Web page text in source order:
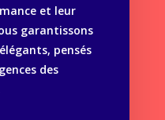
et leur
garantissons
pensés
des